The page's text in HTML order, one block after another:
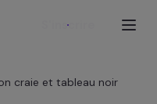
S'inscrire
craie et tableau noir